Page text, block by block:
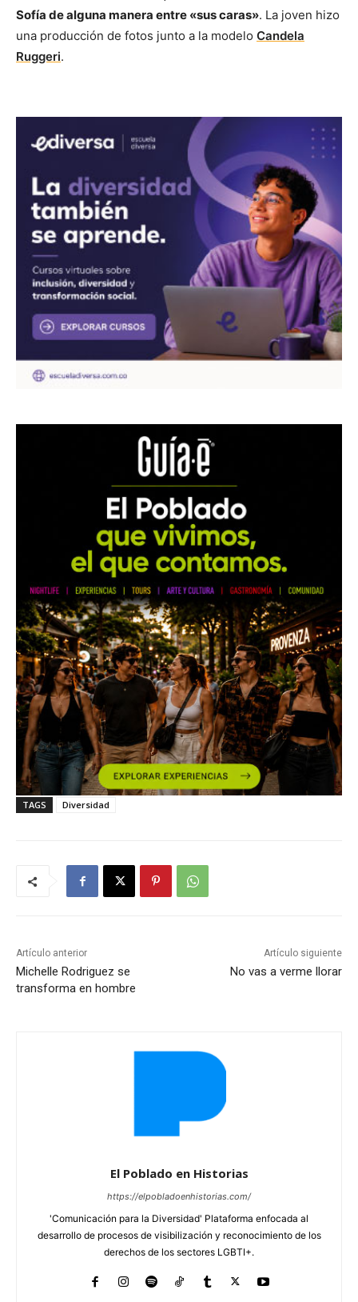
Sofía de alguna manera entre «sus caras». La joven hizo
una producción de fotos junto a la modelo Candela
Ruggeri.
TAGS Diversidad
Artículo anterior
Michelle Rodriguez se
transforma en hombre
Artículo siguiente
No vas a verme llorar
El Poblado en Historias
https://elpobladoenhistorias.com/
'Comunicación para la Diversidad' Plataforma enfocada al
desarrollo de procesos de visibilización y reconocimiento de los
derechos de los sectores LGBTI+.